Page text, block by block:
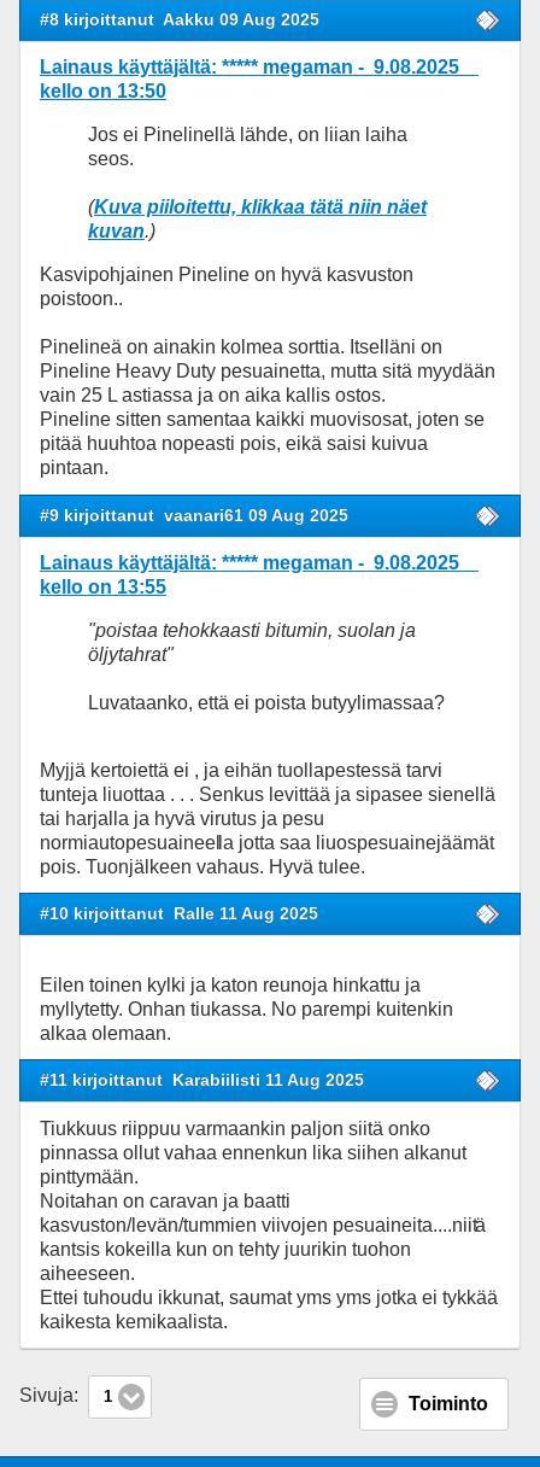
#8 kirjoittanut Aakku 09 Aug 2025
Lainaus käyttäjältä: ***** megaman - 9.08.2025
kello on 13:50
Jos ei Pinelinellä lähde, on liian laiha
seos.
(Kuva piiloitettu, klikkaa tätä niin näet
kuvan.)
Kasvipohjainen Pineline on hyvä kasvuston
poistoon..
Pinelineä on ainakin kolmea sorttia. Itselläni on
Pineline Heavy Duty pesuainetta, mutta sitä myydään
vain 25 L astiassa ja on aika kallis ostos.
Pineline sitten samentaa kaikki muovisosat, joten se
pitää huuhtoa nopeasti pois, eikä saisi kuivua
pintaan.
#9 kirjoittanut vaanari61 09 Aug 2025
Lainaus käyttäjältä: ***** megaman - 9.08.2025
kello on 13:55
"poistaa tehokkaasti bitumin, suolan ja
öljytahrat"
Luvataanko, että ei poista butyylimassaa?
Myjjä kertoiettä ei , ja eihän tuollapestessä tarvi
tunteja liuottaa . . . Senkus levittää ja sipasee sienellä
tai harjalla ja hyvä virutus ja pesu
normiautopesuaineel la jotta saa liuospesuainejäämät
pois. Tuonjälkeen vahaus. Hyvä tulee.
#10 kirjoittanut Ralle 11 Aug 2025
Eilen toinen kylki ja katon reunoja hinkattu ja
myllytetty. Onhan tiukassa. No parempi kuitenkin
alkaa olemaan.
#11 kirjoittanut Karabiilisti 11 Aug 2025
Tiukkuus riippuu varmaankin paljon siitä onko
pinnassa ollut vahaa ennenkun lika siihen alkanut
pinttymään.
Noitahan on caravan ja baatti
kasvuston/levän/tummien viivojen pesuaineita....niitä
kantsis kokeilla kun on tehty juurikin tuohon
aiheeseen.
Ettei tuhoudu ikkunat, saumat yms yms jotka ei tykkää
kaikesta kemikaalista.
Sivuja: 1 Toiminto